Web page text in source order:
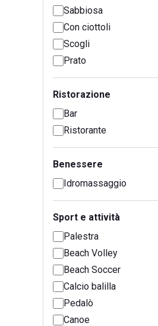
Sabbiosa
Con ciottoli
Scogli
Prato
Ristorazione
Bar
Ristorante
Benessere
Idromassaggio
Sport e attività
Palestra
Beach Volley
Beach Soccer
Calcio balilla
Pedalò
Canoe